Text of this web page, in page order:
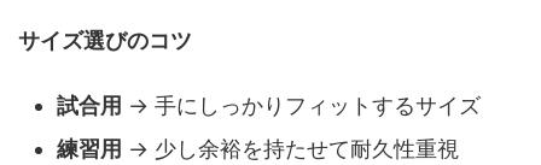
サイズ選びのコツ
試合用 → 手にしっかりフィットするサイズ
練習用 → 少し余裕を持たせて耐久性重視